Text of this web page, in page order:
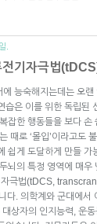
.
전기자극법
능숙해지는데는 오랜
습은 이를 위한 독립된
잡한 행동들을 보다 손
때로 ‘몰입’이라고도
쉽게 도달하게 만들 가
뇌의 특정 영역에 매우
자극법(tDCS,
. 의학계와 군대에서
상자의 인지능력, 운